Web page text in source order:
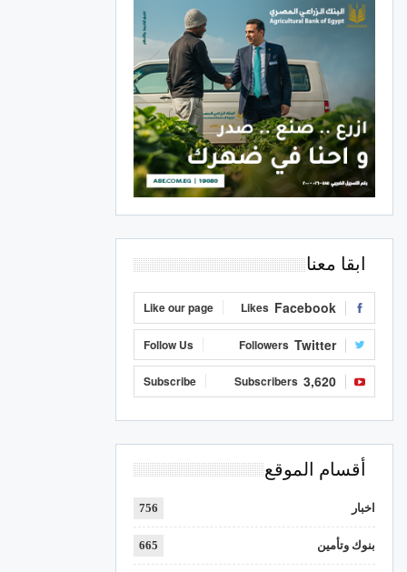
ابقا معنا
Facebook
Likes
Like our page
Twitter
Followers
Follow Us
3,620
Subscribers
Subscribe
أقسام الموقع
اخبار 756
بنوك وتأمين 665